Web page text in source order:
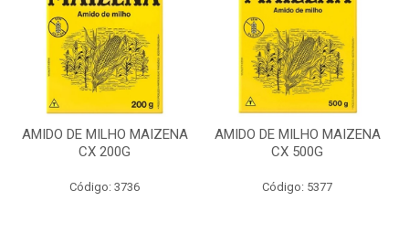
AMIDO DE MILHO MAIZENA
CX 200G
Código: 3736
AMIDO DE MILHO MAIZENA
CX 500G
Código: 5377